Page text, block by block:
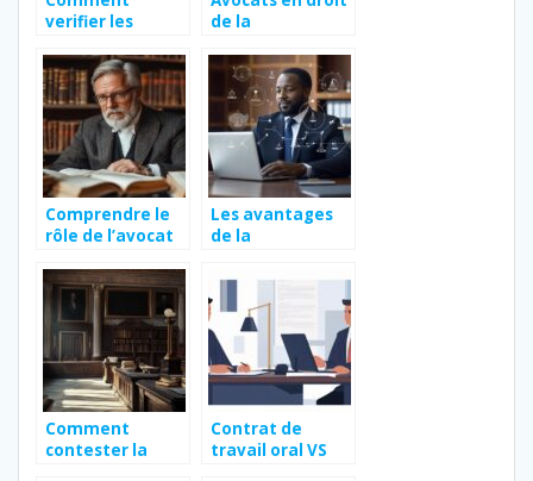
verifier les
d’un Kbis ?
de la
dans quels cas
solliciter leur
expertise ?
Comprendre le
rôle de l’avocat
d’expropriation :
étapes clés et
conseils
pratiques
Les avantages
de la
pour consulter
un avocat
spécialisé en
droit des
personnes
Comment
contester la
Contrat de
travail oral VS